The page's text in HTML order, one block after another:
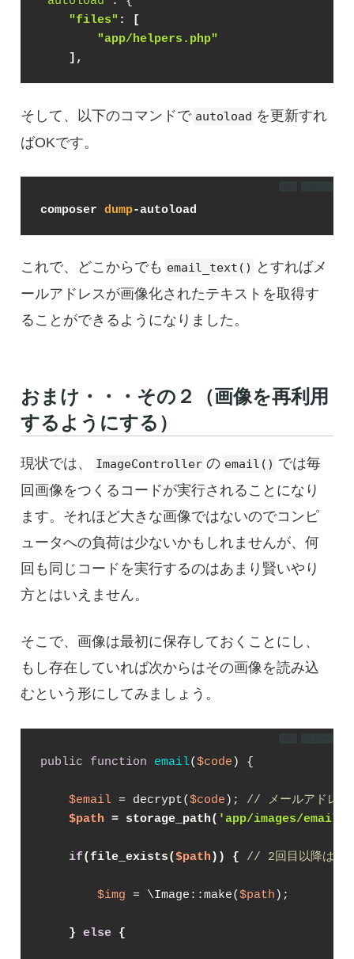
"files" : [
"app/helpers.php"
    ],
そして、以下のコマンドで autoload を更新すれ
ばOKです。
composer dump-autoload
これで、どこからでも email_text()
とすればメ
ールアドレスが画像化されたテキストを取得す
ることができるようになりました。
おまけ・・・その２（画像を再利用
するようにする）
現状では、 ImageController の email() では毎
回画像をつくるコードが実行されることになり
ます。それほど大きな画像ではないのでコンピ
ュータへの負荷は少ないかもしれませんが、何
回も同じコードを実行するのはあまり賢いやり
方とはいえません。
そこで、画像は最初に保存しておくことにし、
もし存在していれば次からはその画像を読み込
むという形にしてみましょう。
public function email($code) {
$email = decrypt($code); // メールアドレス
$path = storage_path( 'app/images/email/'
if(file_exists($path)) { // 2回目以降はこ
$img = \Image::make($path);
} else {